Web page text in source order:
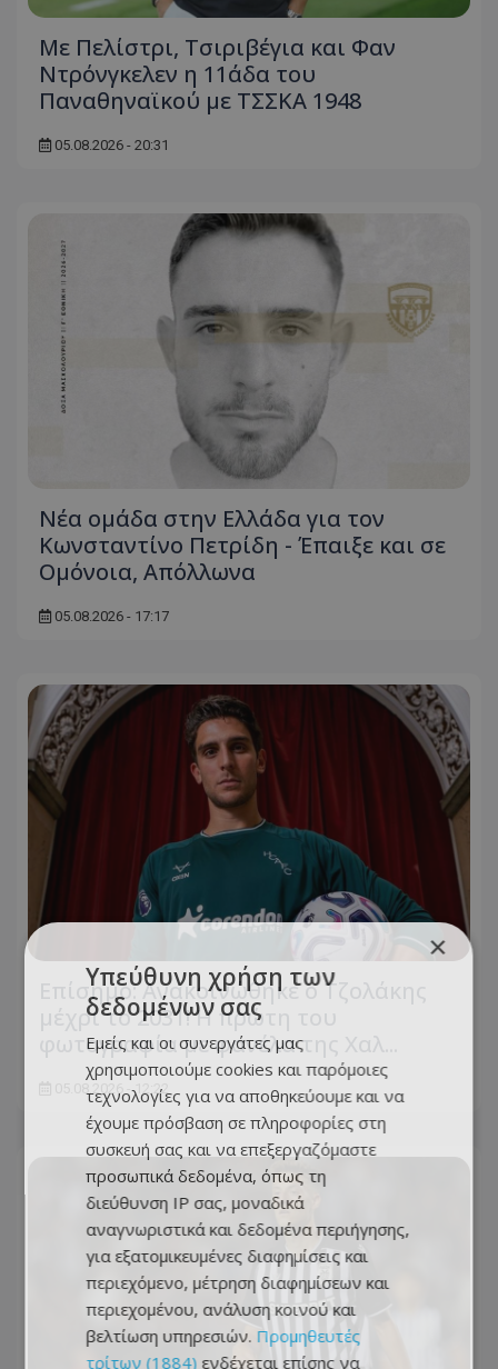
Με Πελίστρι, Τσιριβέγια και Φαν
Ντρόνγκελεν η 11άδα του
Παναθηναϊκού με ΤΣΣΚΑ 1948
05.08.2026 - 20:31
Νέα ομάδα στην Ελλάδα για τον
Κωνσταντίνο Πετρίδη - Έπαιξε και σε
Ομόνοια, Απόλλωνα
05.08.2026 - 17:17
Επίσημο: Ανακοινώθηκε ο Τζολάκης
μέχρι το 2031! Η πρώτη του
φωτογραφία με φανέλα της Χαλ...
05.08.2026 - 12:22
×
Υπεύθυνη χρήση των
δεδομένων σας
Εμείς και οι συνεργάτες μας
χρησιμοποιούμε cookies και παρόμοιες
τεχνολογίες για να αποθηκεύουμε και να
έχουμε πρόσβαση σε πληροφορίες στη
συσκευή σας και να επεξεργαζόμαστε
προσωπικά δεδομένα, όπως τη
διεύθυνση IP σας, μοναδικά
αναγνωριστικά και δεδομένα περιήγησης,
για εξατομικευμένες διαφημίσεις και
περιεχόμενο, μέτρηση διαφημίσεων και
περιεχομένου, ανάλυση κοινού και
βελτίωση υπηρεσιών. Προμηθευτές
τρίτων (1884) ενδέχεται επίσης να